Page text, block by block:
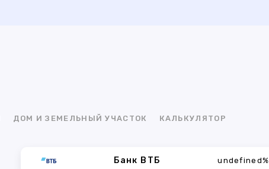
ДОМ И ЗЕМЕЛЬНЫЙ УЧАСТОК КАЛЬКУЛЯТОР
Банк ВТБ undefined%